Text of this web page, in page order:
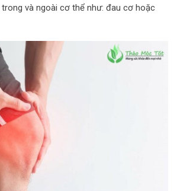
và ngoài cơ thể như: đau cơ hoặc